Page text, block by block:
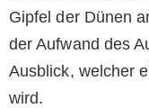
Gipfel der Dünen
der Aufwand des
Ausblick, welcher
wird.